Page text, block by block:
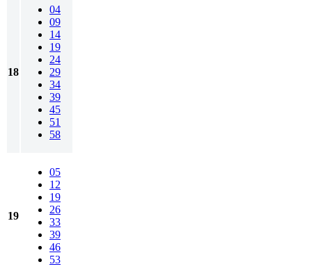
18
04
09
14
19
24
29
34
39
45
51
58
19
05
12
19
26
33
39
46
53